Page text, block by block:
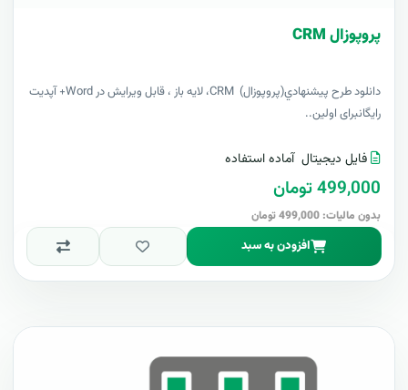
پروپوزال CRM
دانلود طرح پيشنهادي(پروپوزال) CRM، لایه باز ، قابل ویرایش در Word+ آپدیت
رایگانبرای اولین..
فایل دیجیتال آماده استفاده
499,000 تومان
بدون مالیات: 499,000 تومان
افزودن به سبد